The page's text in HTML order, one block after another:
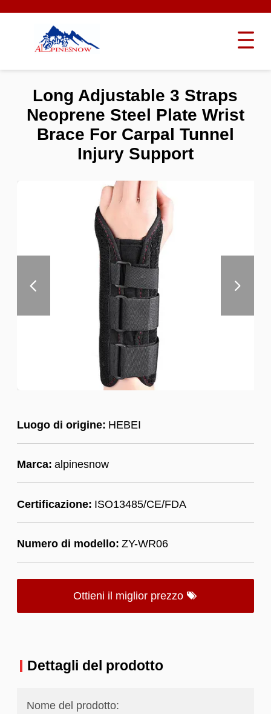
Luogo di origine: HEBEI
Marca: alpinesnow
Certificazione: ISO13485/CE/FDA
Numero di modello: ZY-WR06
Ottieni il miglior prezzo
Long Adjustable 3 Straps
Neoprene Steel Plate Wrist
Brace For Carpal Tunnel
Injury Support
Dettagli del prodotto
Nome del prodotto: